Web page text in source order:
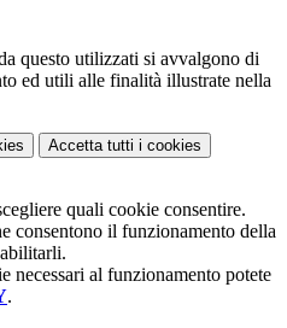
questo utilizzati si avvalgono di
ed utili alle finalità illustrate nella
Accetta tutti i cookies
quali cookie consentire.
consentono il funzionamento della
necessari al funzionamento potete
.